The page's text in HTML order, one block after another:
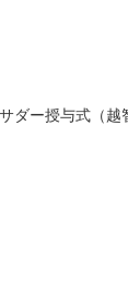
ダー授与式（